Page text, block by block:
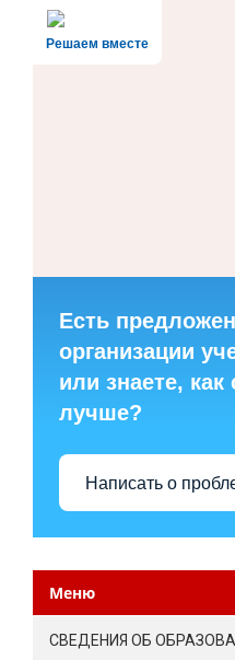
Решаем вместе
Есть
организации
или знаете,
лучше?
Написать о
Меню
СВЕДЕНИЯ ОБ